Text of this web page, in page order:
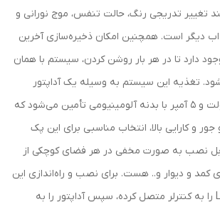
تغییر تدریجی رنگ، حالت تنفس، موج نورانی و
دیگر است. همچنین امکان ذخیره‌سازی آخرین
دارد تا در هر بار روشن کردن، سیستم با همان
تغذیه این سیستم به وسیله یک آداپتور
سویچینگ مدادی ۱۲ ولت و 5 آمپر با بدنه آلومینیومی تأمین می‌شود که
و کارایی بالا، انتخاب مناسبی برای این پک
نصب به صورت مخفی در هر فضای کوچکی از
کمد و دیوار و.. هست. برای نصب و راه‌اندازی این
سیستم، ابتدا نوار LED را به کنترلر متصل کرده، سپس آداپتور را به